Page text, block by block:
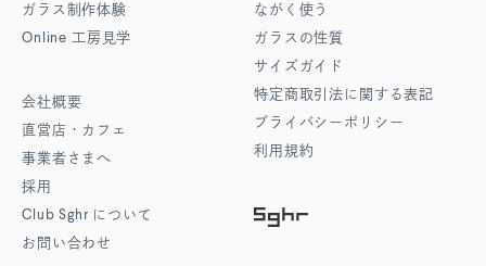
ガラス制作体験
Online 工房見学
会社概要
直営店・カフェ
事業者さまへ
採用
Club Sghr について
お問い合わせ
ながく使う
ガラスの性質
サイズガイド
特定商取引法に関する表記
プライバシーポリシー
利用規約